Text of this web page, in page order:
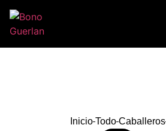
Inicio Todo Caballeros